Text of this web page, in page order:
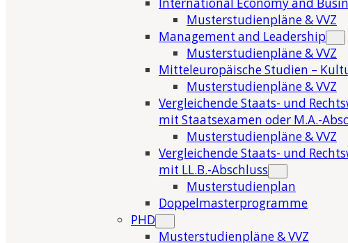
Musterstudienpläne & VVZ
Management and Leadership
Musterstudienpläne & VVZ
Mitteleuropäische Studien –
Musterstudienpläne & VVZ
Vergleichende Staats- und
mit Staatsexamen oder M.A.-
Musterstudienpläne & VVZ
Vergleichende Staats- und
mit LL.B.-Abschluss
Musterstudienplan
Doppelmasterprogramme
PHD
Musterstudienpläne & VVZ